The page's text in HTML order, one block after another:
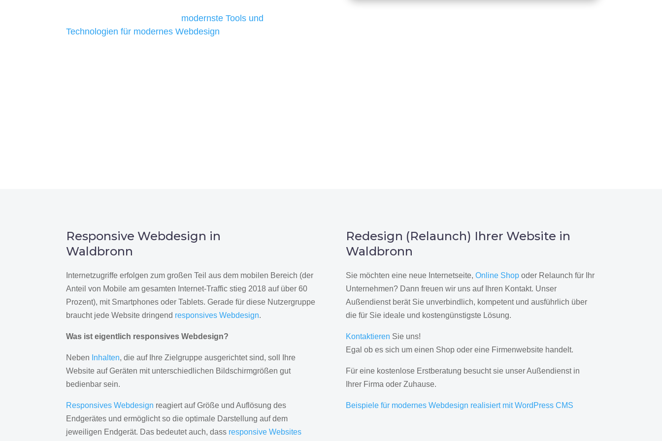
modernste Tools und
Technologien für modernes Webdesign
Responsive Webdesign in
Waldbronn
Internetzugriffe erfolgen zum großen Teil aus dem mobilen Bereich (der
Anteil von Mobile am gesamten Internet-Traffic stieg 2018 auf über 60
Prozent), mit Smartphones oder Tablets. Gerade für diese Nutzergruppe
braucht jede Website dringend responsives Webdesign.
Was ist eigentlich responsives Webdesign?
Neben Inhalten, die auf Ihre Zielgruppe ausgerichtet sind, soll Ihre
Website auf Geräten mit unterschiedlichen Bildschirmgrößen gut
bedienbar sein.
Responsives Webdesign reagiert auf Größe und Auflösung des
Endgerätes und ermöglicht so die optimale Darstellung auf dem
jeweiligen Endgerät. Das bedeutet auch, dass responsive Websites
Redesign (Relaunch) Ihrer Website in
Waldbronn
Sie möchten eine neue Internetseite, Online Shopoder Relaunch für Ihr
Unternehmen? Dann freuen wir uns auf Ihren Kontakt. Unser
Außendienst berät Sie unverbindlich, kompetent und ausführlich über
die für Sie ideale und kostengünstigste Lösung.
Kontaktieren Sie uns!
Egal ob es sich um einen Shop oder eine Firmenwebsite handelt.
Für eine kostenlose Erstberatung besucht sie unser Außendienst in
Ihrer Firma oder Zuhause.
Beispiele für modernes Webdesign realisiert mit WordPress CMS